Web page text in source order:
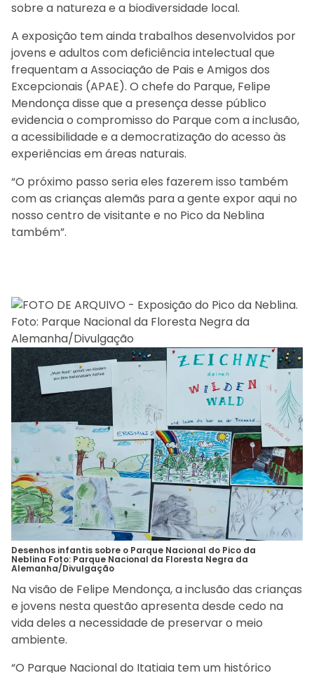
sobre a natureza e a biodiversidade local.
A exposição tem ainda trabalhos desenvolvidos por
jovens e adultos com deficiência intelectual que
frequentam a Associação de Pais e Amigos dos
Excepcionais (APAE). O chefe do Parque, Felipe
Mendonça disse que a presença desse público
evidencia o compromisso do Parque com a inclusão,
a acessibilidade e a democratização do acesso às
experiências em áreas naturais.
“O próximo passo seria eles fazerem isso também
com as crianças alemãs para a gente expor aqui no
nosso centro de visitante e no Pico da Neblina
também”.
Desenhos infantis sobre o Parque Nacional do Pico da
Neblina Foto: Parque Nacional da Floresta Negra da
Alemanha/Divulgação
Na visão de Felipe Mendonça, a inclusão das crianças
e jovens nesta questão apresenta desde cedo na
vida deles a necessidade de preservar o meio
ambiente.
“O Parque Nacional do Itatiaia tem um histórico